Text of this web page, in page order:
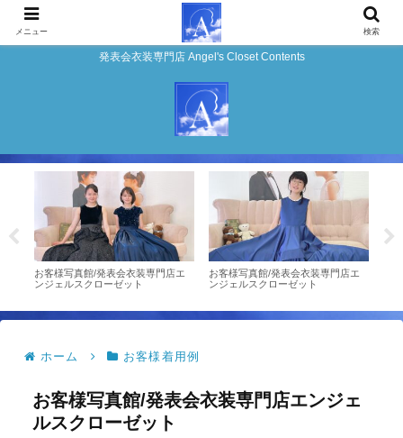
発表会衣装専門店 Angel's Closet Contents
お客様写真館/発表会衣装専門店エ
ンジェルスクローゼット
お客様写真館/発表会衣装専門店エ
ンジェルスクローゼット
ホーム お客様着用例
お客様写真館/発表会衣装専門店エンジェ
ルスクローゼット
メニュー 検索